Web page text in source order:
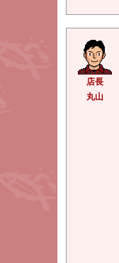
店長
丸山